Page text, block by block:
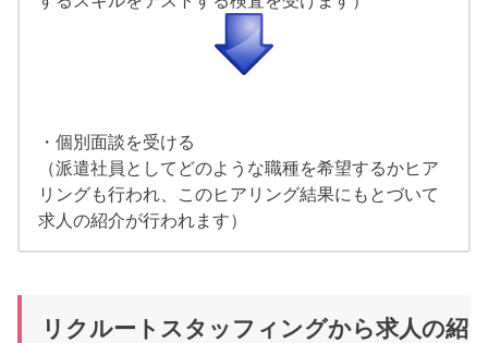
・個別面談を受ける
（派遣社員としてどのような職種を希望するかヒア
リングも行われ、このヒアリング結果にもとづいて
求人の紹介が行われます）
リクルートスタッフィングから求人の紹